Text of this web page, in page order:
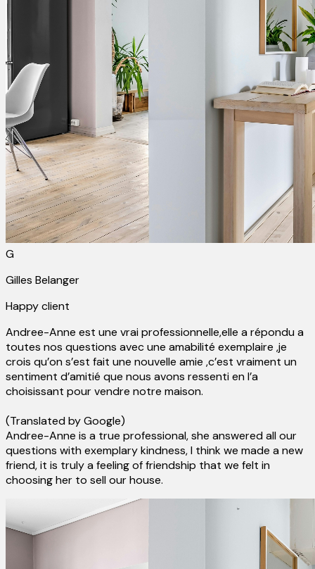
G
Gilles Belanger
Happy client
Andree-Anne est une vrai professionnelle,elle a répondu a
toutes nos questions avec une amabilité exemplaire ,je
crois qu’on s’est fait une nouvelle amie ,c’est vraiment un
sentiment d’amitié que nous avons ressenti en l’a
choisissant pour vendre notre maison.
(Translated by Google)
Andree-Anne is a true professional, she answered all our
questions with exemplary kindness, I think we made a new
friend, it is truly a feeling of friendship that we felt in
choosing her to sell our house.